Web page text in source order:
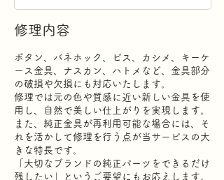
ホ
ッ
交
換
1
所）
修理内容
ボタン、バネホック、ビス、カシメ、キーケ
ース金具、ナスカン、ハトメなど、金具部分
の破損や欠損にも対応いたします。
修理では元の色や質感に近い新しい金具を使
用し、自然で美しい仕上がりを実現します。
また、純正金具が再利用可能な場合には、そ
れを活かして修理を行う点が当サービスの大
きな特長です。
「大切なブランドの純正パーツをできるだけ
残したい」というご要望にもお応えします。